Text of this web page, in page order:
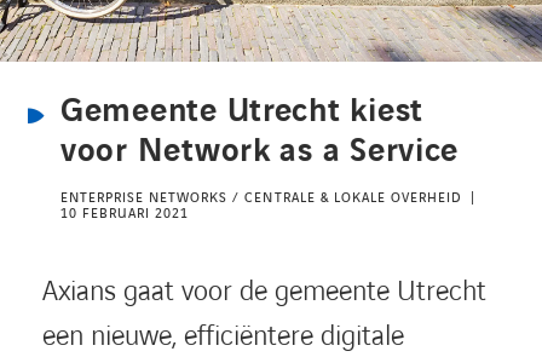
Nieuws
Kennisbank
Referenties
Contact
Gemeente Utrecht kiest
voor Network as a Service
ENTERPRISE NETWORKS / CENTRALE & LOKALE OVERHEID
10 FEBRUARI 2021
Axians gaat voor de gemeente Utrecht
een nieuwe, efficiëntere digitale